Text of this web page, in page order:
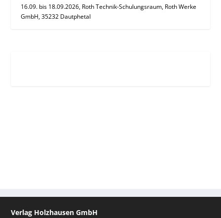
16.09. bis 18.09.2026, Roth Technik-Schulungsraum, Roth Werke
GmbH, 35232 Dautphetal
Verlag Holzhausen GmbH